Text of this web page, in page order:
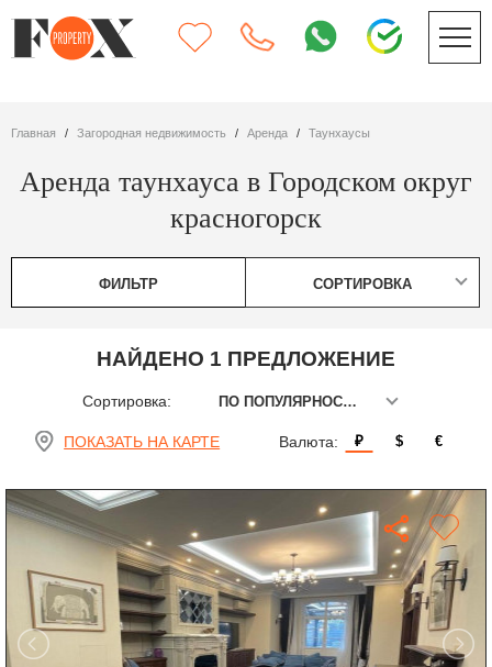
Главная Загородная недвижимость Аренда таунхаусы
Аренда таунхауса в Городском округ
красногорск
ФИЛЬТР СОРТИРОВКА
НАЙДЕНО 1 ПРЕДЛОЖЕНИЕ
Сортировка: ПО ПОПУЛЯРНОСТИ
ПОКАЗАТЬ НА КАРТЕ Валюта: ₽ $ €